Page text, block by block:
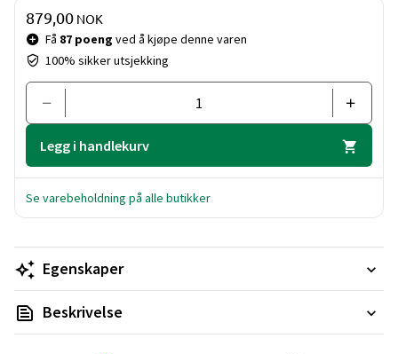
Pris og mengde
Få 87 poeng ved å kjøpe denne varen
100% sikker utsjekking
879,00 NOK
Legg i handlekurv
Se varebeholdning på alle butikker
Egenskaper
Beskrivelse